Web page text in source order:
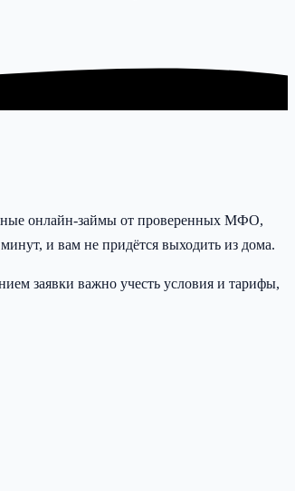
онлайн-займы от проверенных МФО,
и вам не придётся выходить из дома.
заявки важно учесть условия и тарифы,